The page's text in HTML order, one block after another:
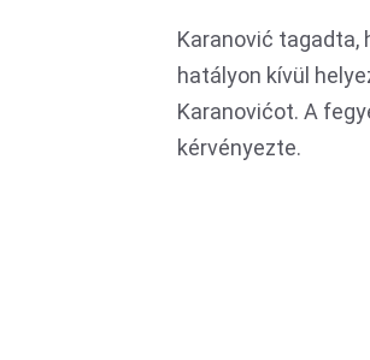
Karanović tagadta,
hatályon kívül
Karanovićot. A
kérvényezte.